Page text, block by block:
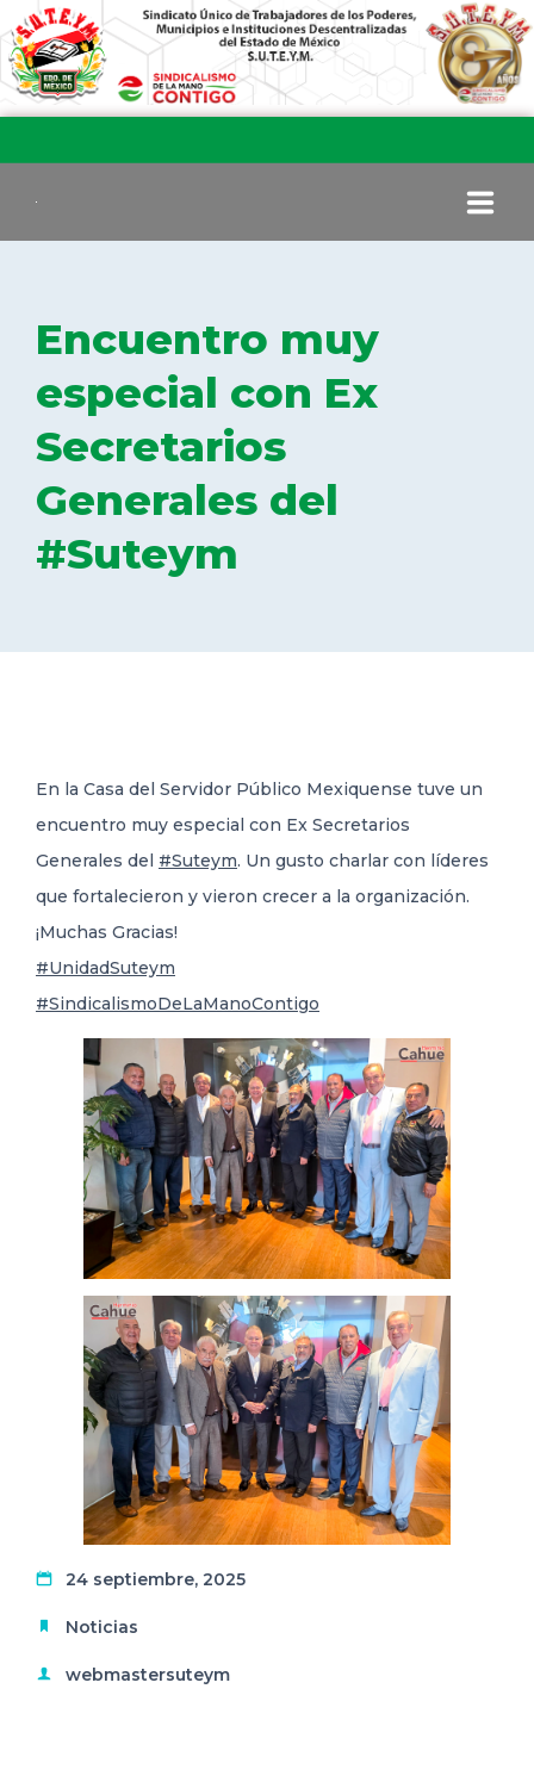
COMITÉ EJECUTIVO
COMISIÓN DE VIGILANCIA
SECCIONES
Encuentro muy
especial con Ex
Secretarios
Generales del
#Suteym
En la Casa del Servidor Público Mexiquense tuve un
encuentro muy especial con Ex Secretarios
Generales del #Suteym. Un gusto charlar con líderes
que fortalecieron y vieron crecer a la organización.
¡Muchas Gracias!
#UnidadSuteym
#SindicalismoDeLaManoContigo
24 septiembre, 2025
Noticias
webmastersuteym